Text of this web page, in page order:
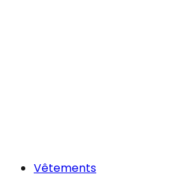
Vêtements